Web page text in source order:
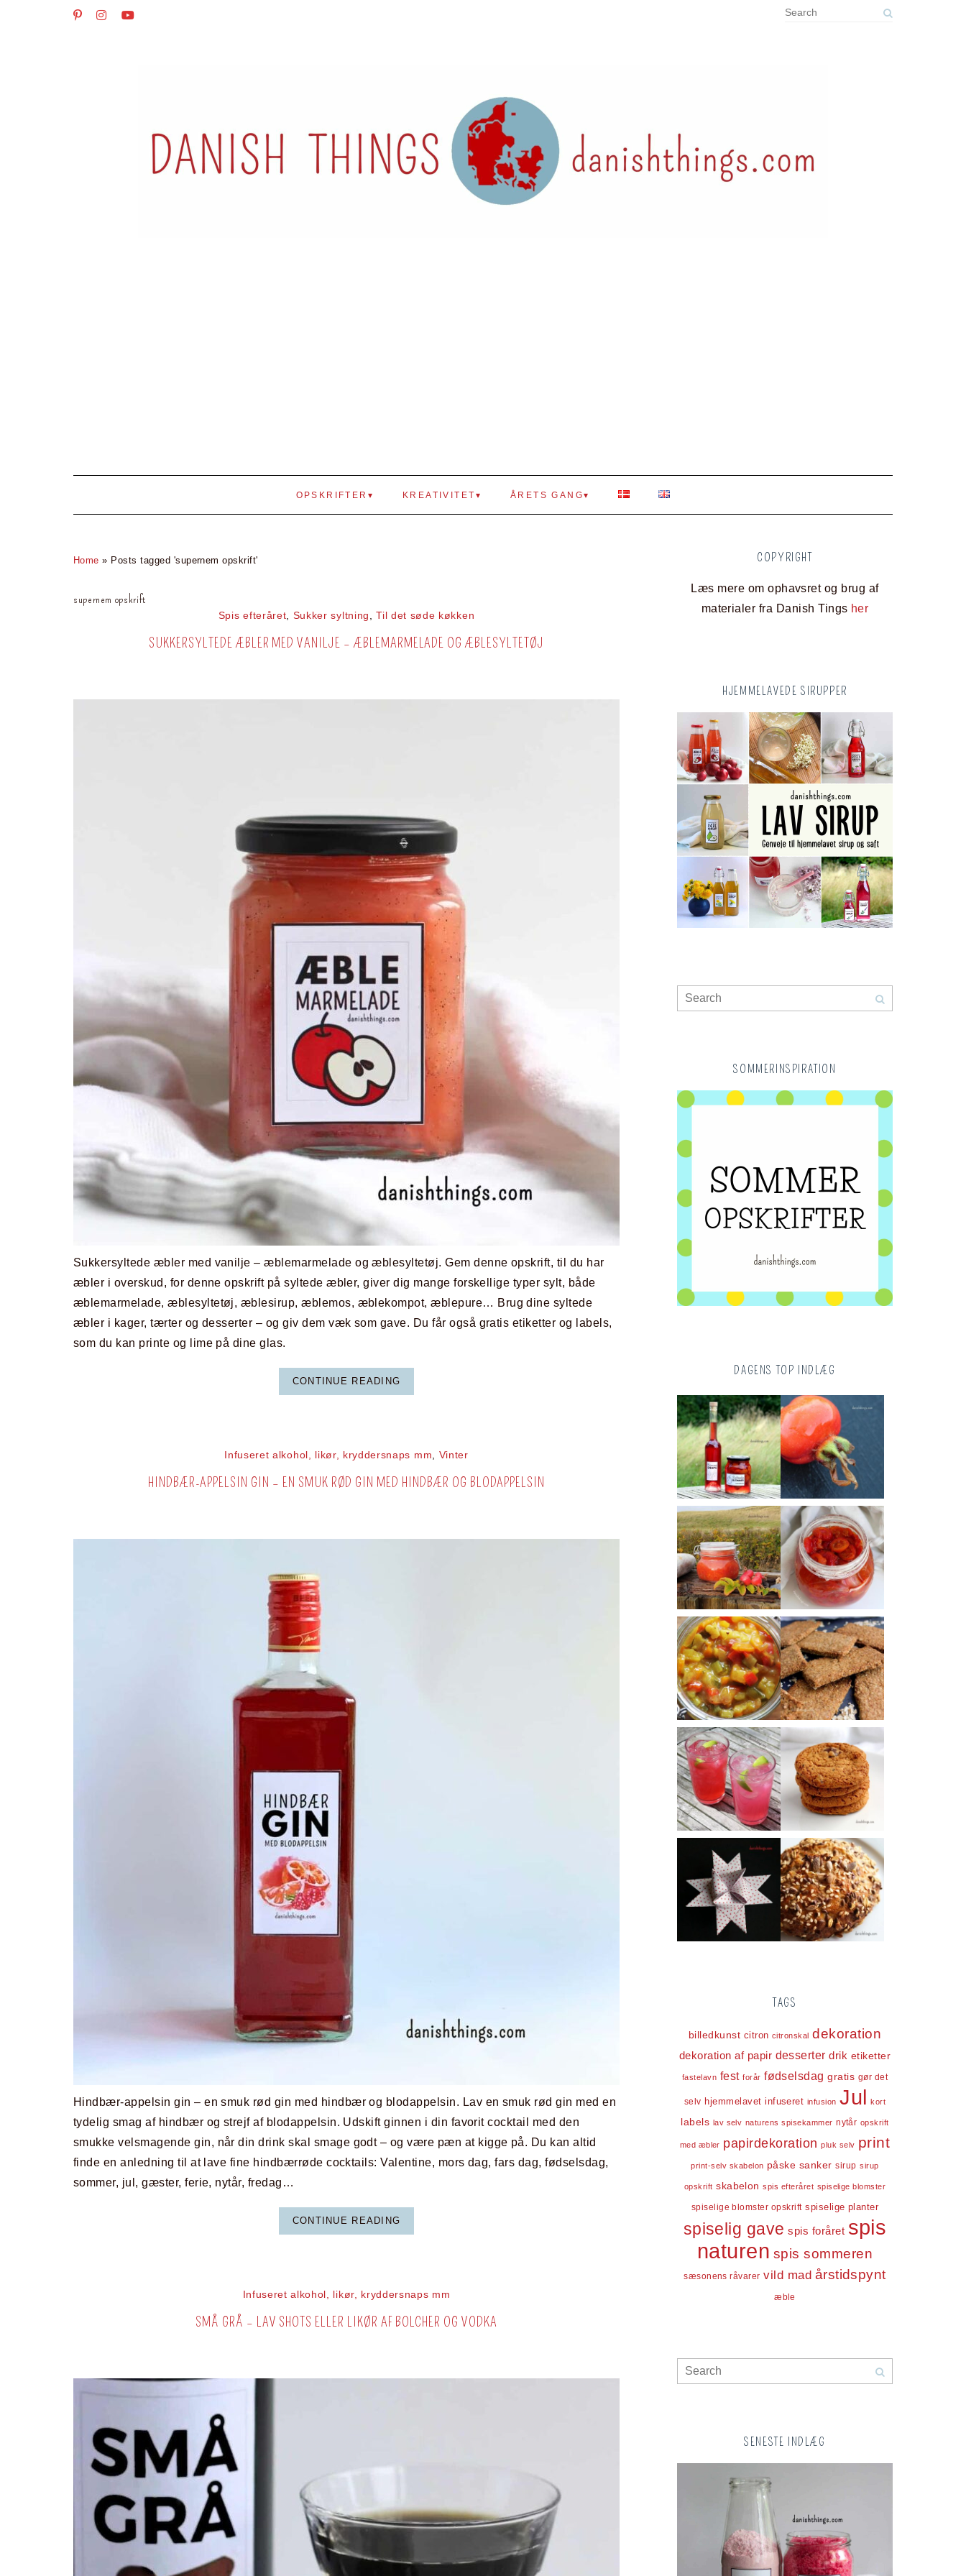
OPSKRIFTER KREATIVITET ÅRETS GANG
Home » Posts tagged 'supernem opskrift'
supernem opskrift
Spis efteråret, Sukker syltning ,Til det søde køkken
SUKKERSYLTEDE ÆBLER MED VANILJE – ÆBLEMARMELADE OG ÆBLESYLTETØJ
Sukkersyltede æbler med vanilje – æblemarmelade og æblesyltetøj. Gem denne opskrift, til du har
æbler i overskud, for denne opskrift på syltede æbler, giver dig mange forskellige typer sylt, både
æblemarmelade, æblesyltetøj, æblesirup, æblemos, æblekompot, æblepure… Brug dine syltede
æbler i kager, tærter og desserter – og giv dem væk som gave. Du får også gratis etiketter og labels,
som du kan printe og lime på dine glas.
CONTINUE READING
Infuseret alkohol, likør, kryddersnaps mm, Vinter
HINDBÆR-APPELSIN GIN – EN SMUK RØD GIN MED HINDBÆR OG BLODAPPELSIN
Hindbær-appelsin gin – en smuk rød gin med hindbær og blodappelsin. Lav en smuk rød gin med en
tydelig smag af hindbær og strejf af blodappelsin. Udskift ginnen i din favorit cocktail med den
smukke velsmagende gin, når din drink skal smage godt – og være pæn at kigge på. Du kan altid
finde en anledning til at lave fine hindbærrøde cocktails: Valentine, mors dag, fars dag, fødselsdag,
sommer, jul, gæster, ferie, nytår, fredag…
CONTINUE READING
Infuseret alkohol, likør, kryddersnaps mm
SMÅ GRÅ – LAV SHOTS ELLER LIKØR AF BOLCHER OG VODKA
COPYRIGHT
Læs mere om ophavsret og brug af
materialer fra Danish Tings her
HJEMMELAVEDE SIRUPPER
SOMMERINSPIRATION
DAGENS TOP INDLÆG
TAGS
billedkunst citron citronskal dekoration
dekoration af papir desserter drik etiketter
fastelavn fest forår fødselsdag gratis gør det
selv hjemmelavet infuseret infusion Jul kort
labels lav selv naturens spisekammer nytår opskrift
med æbler papirdekoration pluk selv print
print-selv skabelon påske sanker sirup sirup
opskrift skabelon spis efteråret spiselige blomster
spiselige blomster opskrift spiselige planter
spiselig gave spis foråret spis
naturen spis sommeren
sæsonens råvarer vild mad årstidspynt
æble
SENESTE INDLÆG